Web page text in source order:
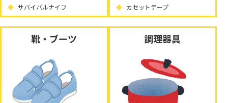
サバイバルナイフ
カセットテープ
靴・ブーツ 調理器具